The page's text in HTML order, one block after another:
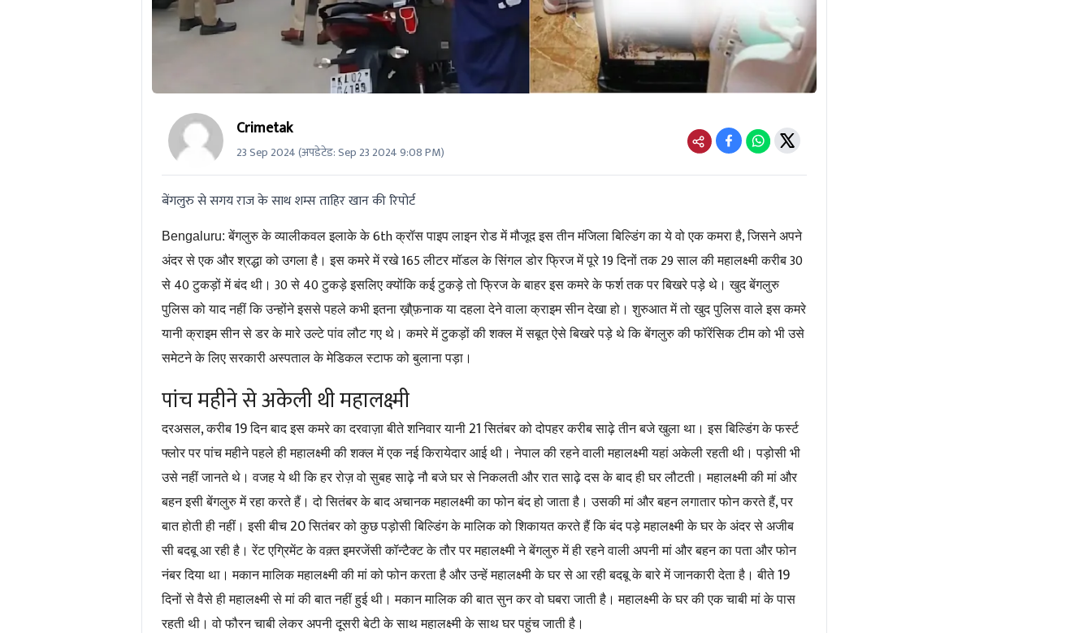
Crimetak
23 Sep 2024(अपडेटेड:Sep 23 2024 9:08 PM)
बेंगलुरु से सगय राज के साथ शम्स ताहिर खान की रिपोर्ट
Bengaluru: बेंगलुरु के व्यालीकवल इलाके के6thक्रॉस पाइप लाइन रोड में मौजूद इस तीन मंजिला बिल्डिंग का ये वो एक कमरा है,जिसने अपने
अंदर से एक और श्रद्धा को उगला है। इस कमरे में रखे165लीटर मॉडल के सिंगल डोर फ्रिज में पूरे 19दिनों तक 29साल की महालक्ष्मी करीब 30
से 40टुकड़ों में बंद थी। 30से 40टुकड़े इसलिए क्योंकि कई टुकड़े तो फ्रिज के बाहर इस कमरे के फर्श तक पर बिखरे पड़े थे। खुद बेंगलुरु
पुलिस को याद नहीं कि उन्होंने इससे पहले कभी इतना ख़ौ्फ़नाक या दहला देने वाला क्राइम सीन देखा हो। शुरुआत में तो खुद पुलिस वाले इस कमरे
यानी क्राइम सीन से डर के मारे उल्टे पांव लौट गए थे। कमरे में टुकड़ों की शक्ल में सबूत ऐसे बिखरे पड़े थे कि बेंगलुरु की फॉरेंसिक टीम को भी उसे
समेटने के लिए सरकारी अस्पताल के मेडिकल स्टाफ को बुलाना पड़ा।
पांच महीने से अकेली थी महालक्ष्मी
दरअसल,करीब 19दिन बाद इस कमरे का दरवाज़ा बीते शनिवार यानी 21सितंबर को दोपहर करीब साढ़े तीन बजे खुला था। इस बिल्डिंग के फर्स्ट
फ्लोर पर पांच महीने पहले ही महालक्ष्मी की शक्ल में एक नई किरायेदार आई थी। नेपाल की रहने वाली महालक्ष्मी यहां अकेली रहती थी। पड़ोसी भी
उसे नहीं जानते थे। वजह ये थी कि हर रोज़ वो सुबह साढ़े नौ बजे घर से निकलती और रात साढ़े दस के बाद ही घर लौटती। महालक्ष्मी की मां और
बहन इसी बेंगलुरु में रहा करते हैं। दो सितंबर के बाद अचानक महालक्ष्मी का फोन बंद हो जाता है। उसकी मां और बहन लगातार फोन करते हैं,पर
बात होती ही नहीं। इसी बीच 20सितंबर को कुछ पड़ोसी बिल्डिंग के मालिक को शिकायत करते हैं कि बंद पड़े महालक्ष्मी के घर के अंदर से अजीब
सी बदबू आ रही है। रेंट एग्रिमेंट के वक़्त इमरजेंसी कॉन्टैक्ट के तौर पर महालक्ष्मी ने बेंगलुरु में ही रहने वाली अपनी मां और बहन का पता और फोन
नंबर दिया था। मकान मालिक महालक्ष्मी की मां को फोन करता है और उन्हें महालक्ष्मी के घर से आ रही बदबू के बारे में जानकारी देता है। बीते19
दिनों से वैसे ही महालक्ष्मी से मां की बात नहीं हुई थी। मकान मालिक की बात सुन कर वो घबरा जाती है। महालक्ष्मी के घर की एक चाबी मां के पास
रहती थी। वो फौरन चाबी लेकर अपनी दूसरी बेटी के साथ महालक्ष्मी के साथ घर पहुंच जाती है।